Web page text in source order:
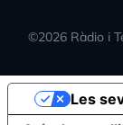
©2026 Ràdio i
Les